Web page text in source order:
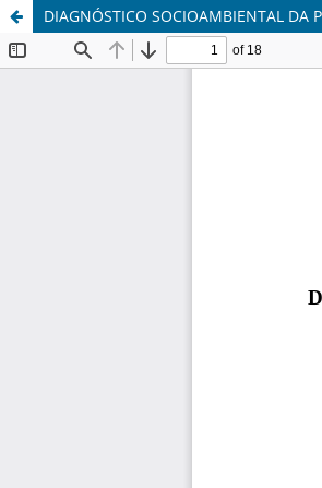
DIAGNÓSTICO SOCIOAMBIENTAL DA